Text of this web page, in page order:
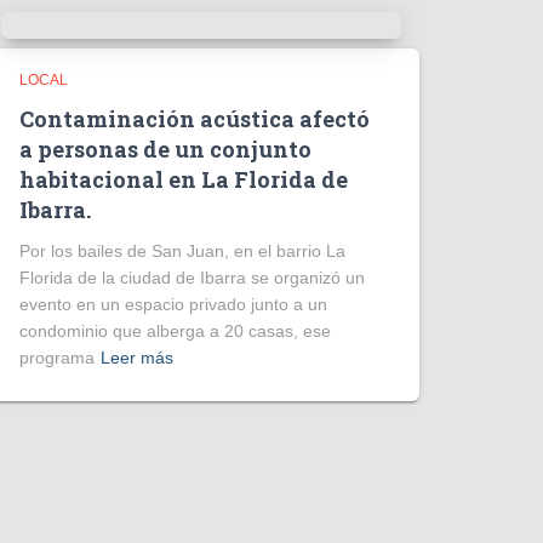
LOCAL
Contaminación acústica afectó
a personas de un conjunto
habitacional en La Florida de
Ibarra.
Por los bailes de San Juan, en el barrio La
Florida de la ciudad de Ibarra se organizó un
evento en un espacio privado junto a un
condominio que alberga a 20 casas, ese
programa Leer más